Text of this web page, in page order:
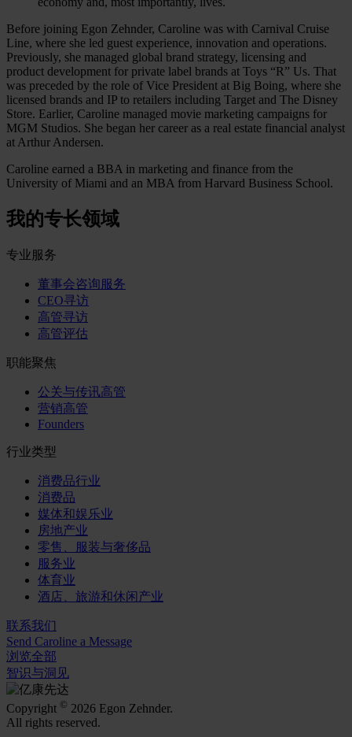
Before joining Egon Zehnder, Caroline was with Carnival Cruise
Line, where she led guest experience, innovation and operations.
Previously, she managed global brand strategy, licensing and
product development for private label brands at Toys “R” Us. That
was preceded by the role of Vice President at Big Boing, where she
licensed brands and IP to retailers including Target and The Disney
Store. Earlier, Caroline managed movie marketing campaigns for
MGM Studios. She began her career as a real estate financial analyst
at Arthur Andersen.
Caroline earned a BBA in marketing and finance from the
University of Miami and an MBA from Harvard Business School.
我的专长领域
专业服务
董事会咨询服务
CEO寻访
高管寻访
高管评估
职能聚焦
公关与传讯高管
营销高管
Founders
行业类型
消费品行业
消费品
媒体和娱乐业
房地产业
零售、服装与奢侈品
服务业
体育业
酒店、旅游和休闲产业
联系我们
Send Caroline a Message
浏览全部
智识与洞见
Copyright © 2026 Egon Zehnder.
All rights reserved.